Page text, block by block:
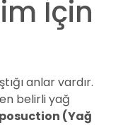
İçin
anlar vardır.
belirli yağ
(Yağ